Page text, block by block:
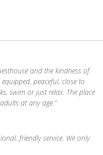
and the kindness of
peaceful, close to
swim or just relax. The place
at any age.
friendly service. We only